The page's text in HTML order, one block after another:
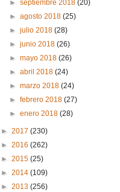
►septiembre 2018(20)
►agosto 2018(25)
►julio 2018(28)
►junio 2018(26)
►mayo 2018(26)
►abril 2018(24)
►marzo 2018(24)
►febrero 2018(27)
►enero 2018(28)
► 2017 (230)
► 2016 (262)
► 2015 (25)
► 2014 (109)
► 2013 (256)